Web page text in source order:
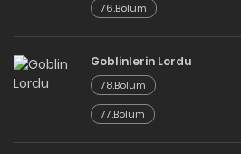
76.Bölüm
Goblinlerin Lordu
78.Bölüm
77.Bölüm